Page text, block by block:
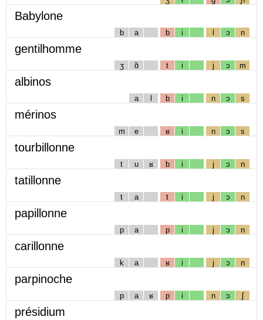
Babylone
b a b i l ɔ n
gentilhomme
ʒ ɑ̃ t i j ɔ m
albinos
a l b i n ɔ s
mérinos
m e ʁ i n ɔ s
tourbillonne
t u ʁ b i j ɔ n
tatillonne
t a t i j ɔ n
papillonne
p a p i j ɔ n
carillonne
k a ʁ i j ɔ n
parpinoche
p a ʁ p i n ɔ ʃ
présidium